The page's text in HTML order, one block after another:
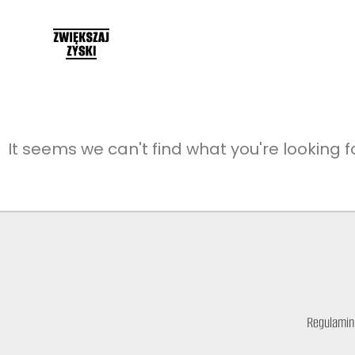
It seems we can't find what you're looking
Regulamin